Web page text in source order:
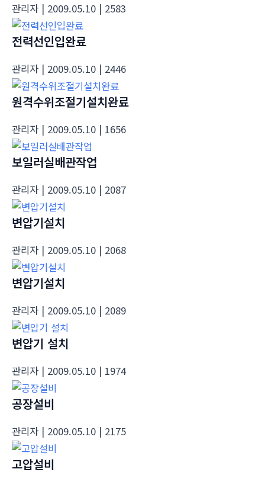
관리자 | 2009.05.10 | 2583
전력선인입완료
관리자 | 2009.05.10 | 2446
원격수위조절기설치완료
관리자 | 2009.05.10 | 1656
보일러실배관작업
관리자 | 2009.05.10 | 2087
변압기설치
관리자 | 2009.05.10 | 2068
변압기설치
관리자 | 2009.05.10 | 2089
변압기 설치
관리자 | 2009.05.10 | 1974
공장설비
관리자 | 2009.05.10 | 2175
고압설비